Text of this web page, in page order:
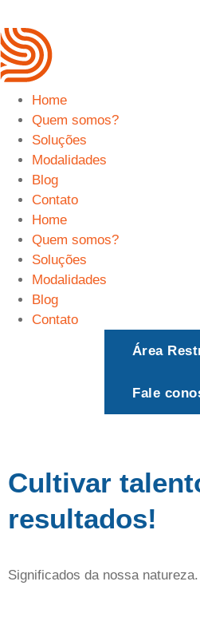
Home
Quem somos?
Soluções
Modalidades
Blog
Contato
Home
Quem somos?
Soluções
Modalidades
Blog
Contato
Área
Fale
Cultivar
resultados!
Significados da nossa natureza.